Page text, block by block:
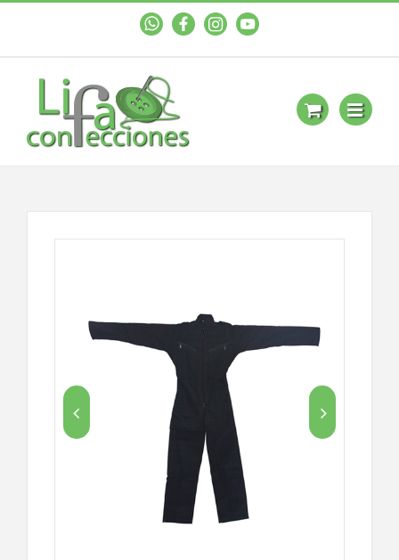
WhastAppFacebookInstagramYouTube
 